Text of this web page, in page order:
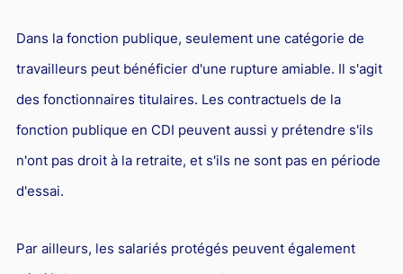
Dans la fonction publique, seulement une catégorie de
travailleurs peut bénéficier d'une rupture amiable. Il s'agit
des fonctionnaires titulaires. Les contractuels de la
fonction publique en CDI peuvent aussi y prétendre s'ils
n'ont pas droit à la retraite, et s'ils ne sont pas en période
d'essai.
Par ailleurs, les salariés protégés peuvent également